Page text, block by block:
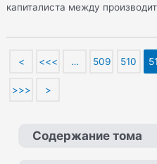
капиталиста между
< <<< … 509 510
>>> >
Содержание тома